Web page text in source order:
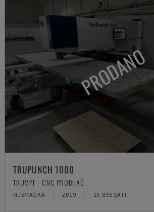
PRODANO
TRUPUNCH 1000
TRUMPF - CNC PROBIJAČ
NJEMAČKA 2019 13.895 SATI